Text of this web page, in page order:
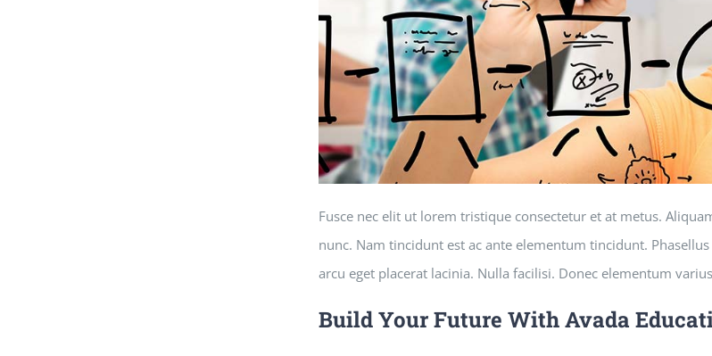
Fusce nec elit ut lorem tristique consectetur et at metus.
nunc. Nam tincidunt est ac ante elementum tincidunt.
arcu eget placerat lacinia. Nulla facilisi. Donec elementum
Build Your Future With Avada